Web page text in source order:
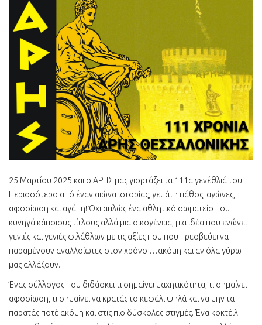
25 Μαρτίου 2025 και ο ΑΡΗΣ μας γιορτάζει τα 111α γενέθλιά του!
Περισσότερο από έναν αιώνα ιστορίας, γεμάτη πάθος, αγώνες,
αφοσίωση και αγάπη! Όχι απλώς ένα αθλητικό σωματείο που
κυνηγά κάποιους τίτλους αλλά μια οικογένεια, μια ιδέα που ενώνει
γενιές και γενιές φιλάθλων με τις αξίες που που πρεσβεύει να
παραμένουν αναλλοίωτες στον χρόνο …ακόμη και αν όλα γύρω
μας αλλάζουν.
Ένας σύλλογος που διδάσκει τι σημαίνει μαχητικότητα, τι σημαίνει
αφοσίωση, τι σημαίνει να κρατάς το κεφάλι ψηλά και να μην τα
παρατάς ποτέ ακόμη και στις πιο δύσκολες στιγμές. Ένα κοκτέιλ